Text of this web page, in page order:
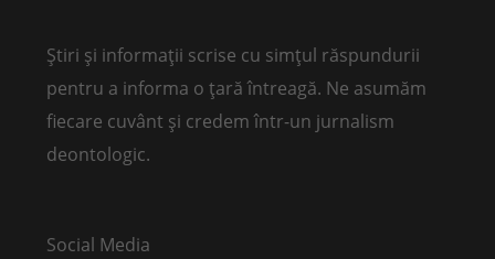
Știri și informații scrise cu simțul răspundurii
pentru a informa o țară întreagă. Ne asumăm
fiecare cuvânt și credem într-un jurnalism
deontologic.
Social Media